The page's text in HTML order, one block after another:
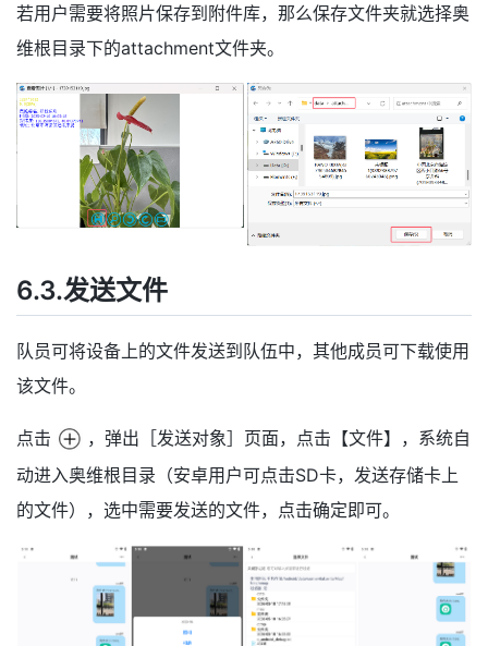
若用户需要将照片保存到附件库，那么保存文件夹就选择奥
维根目录下的attachment文件夹。
6.3.发送文件
队员可将设备上的文件发送到队伍中，其他成员可下载使用
该文件。
点击
，弹出［发送对象］页面，点击【文件】，系统自
动进入奥维根目录（安卓用户可点击SD卡，发送存储卡上
的文件），选中需要发送的文件，点击确定即可。